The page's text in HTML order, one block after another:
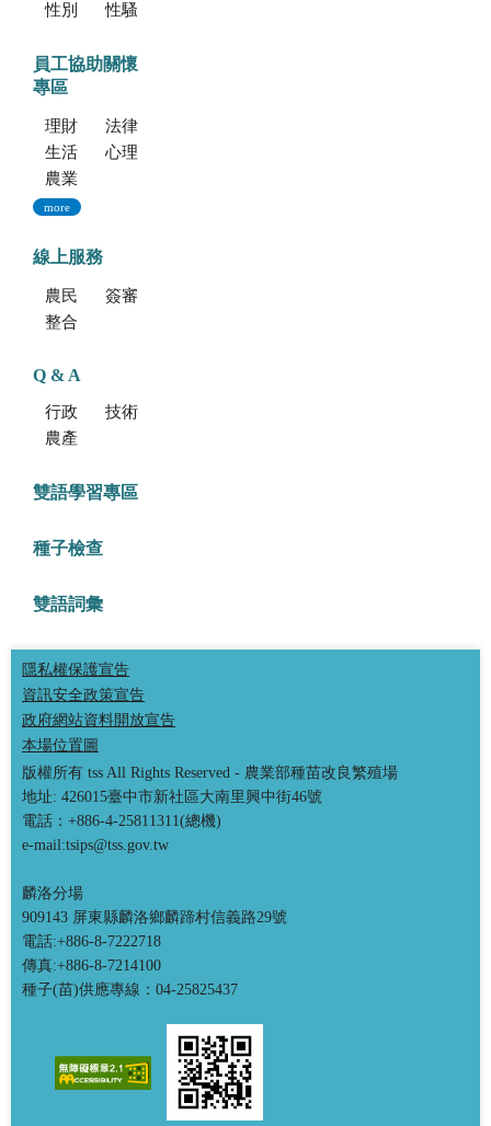
性別平等專區 性騷擾防治專區
員工協助關懷
專區
理財資源
法律資源
生活健康資源
心理資源
農業部特約員工協助方案諮詢服務
more
線上服務
農民學院
簽審通關共同作業平台
整合型植物種苗檢測服務多元平台
Q & A
行政方面
技術方面
農產品食安專區
雙語學習專區
種子檢查
雙語詞彙
隱私權保護宣告
資訊安全政策宣告
政府網站資料開放宣告
本場位置圖
版權所有 tss All Rights Reserved - 農業部種苗改良繁殖場
地址: 426015臺中市新社區大南里興中街46號
電話：+886-4-25811311(總機)
e-mail:tsips@tss.gov.tw
麟洛分場
909143 屏東縣麟洛鄉麟蹄村信義路29號
電話:+886-8-7222718
傳真:+886-8-7214100
種子(苗)供應專線：04-25825437